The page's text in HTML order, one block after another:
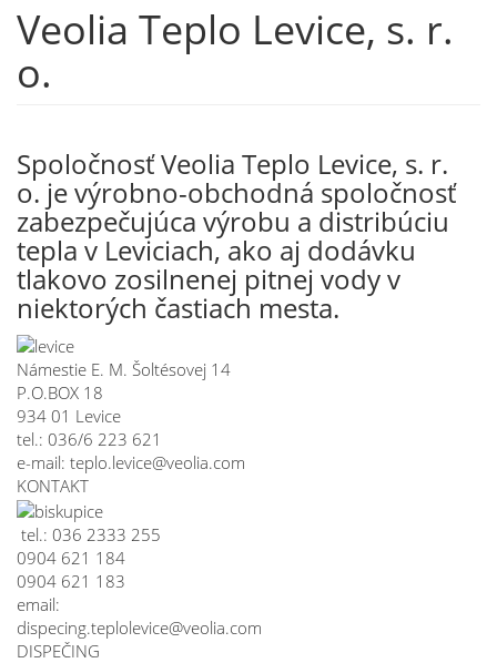
Veolia Teplo Levice, s. r.
o.
Spoločnosť Veolia Teplo Levice, s. r.
o. je výrobno-obchodná spoločnosť
zabezpečujúca výrobu a distribúciu
tepla v Leviciach, ako aj dodávku
tlakovo zosilnenej pitnej vody v
niektorých častiach mesta.
Námestie E. M. Šoltésovej 14
P.O.BOX 18
934 01 Levice
tel.: 036/6 223 621
e-mail: teplo.levice@veolia.com
KONTAKT
tel.: 036 2333 255
0904 621 184
0904 621 183
email:
dispecing.teplolevice@veolia.com
DISPEČING